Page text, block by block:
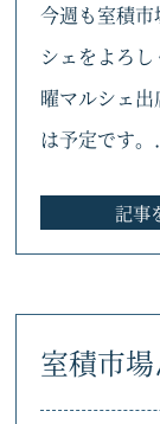
今週も室積
シェをよろ
曜マルシェ
は予定です。
記事
室積市